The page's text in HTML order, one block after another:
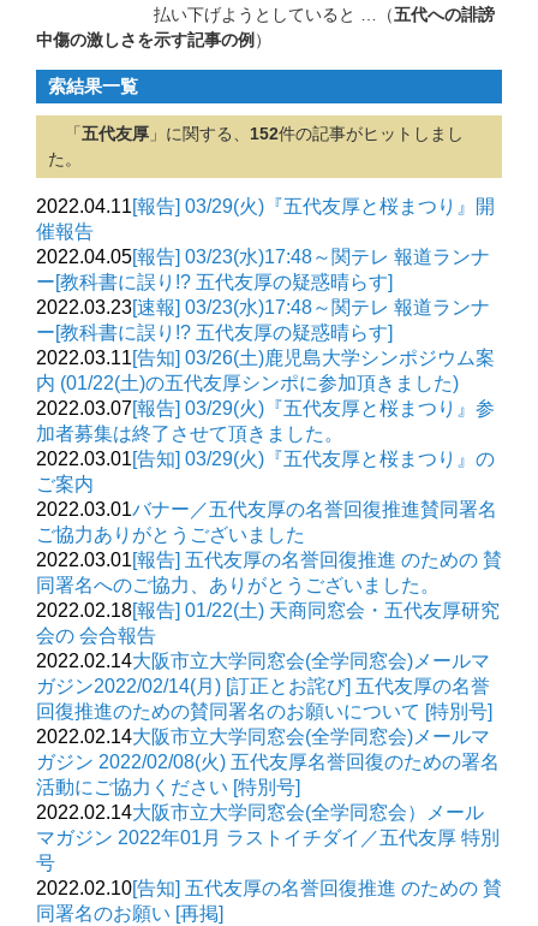
払い下げようとしていると …（五代への誹謗
中傷の激しさを示す記事の例 ）
索結果一覧
「 五代友厚 」に関する、 152件の記事がヒットしまし
た。
2022.04.11[報告] 03/29(火)『五代友厚と桜まつり』開
催報告
2022.04.05[報告] 03/23(水)17:48～関テレ 報道ランナ
ー[教科書に誤り!? 五代友厚の疑惑晴らす]
2022.03.23[速報] 03/23(水)17:48～関テレ 報道ランナ
ー[教科書に誤り!? 五代友厚の疑惑晴らす]
2022.03.11[告知] 03/26(土)鹿児島大学シンポジウム案
内 (01/22(土)の五代友厚シンポに参加頂きました)
2022.03.07[報告] 03/29(火)『五代友厚と桜まつり』参
加者募集は終了させて頂きました。
2022.03.01[告知] 03/29(火)『五代友厚と桜まつり』の
ご案内
2022.03.01バナー／五代友厚の名誉回復推進賛同署名
ご協力ありがとうございました
2022.03.01[報告] 五代友厚の名誉回復推進 のための 賛
同署名へのご協力、ありがとうございました。
2022.02.18[報告] 01/22(土) 天商同窓会・五代友厚研究
会の 会合報告
2022.02.14大阪市立大学同窓会(全学同窓会)メールマ
ガジン2022/02/14(月) [訂正とお詫び] 五代友厚の名誉
回復推進のための賛同署名のお願いについて [特別号]
2022.02.14大阪市立大学同窓会(全学同窓会)メールマ
ガジン 2022/02/08(火) 五代友厚名誉回復のための署名
活動にご協力ください [特別号]
2022.02.14大阪市立大学同窓会(全学同窓会）メール
マガジン 2022年01月 ラストイチダイ／五代友厚 特別
号
2022.02.10[告知] 五代友厚の名誉回復推進 のための 賛
同署名のお願い [再掲]